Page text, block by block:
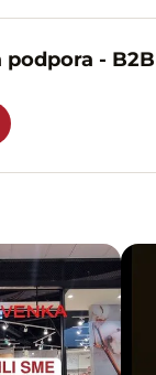
- B2B